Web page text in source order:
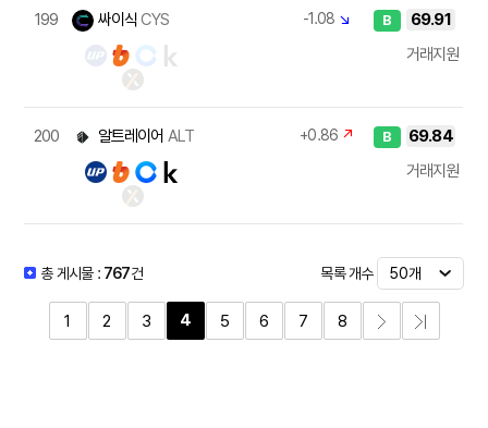
199 싸이식CYS -1.08 ↘ B
69.91
거래지원
200 알트레이어 ALT +0.86 ↗ B
69.84
거래지원
총 게시물 : 767건
1 2 3 4 5 6 7 8
목록 개수